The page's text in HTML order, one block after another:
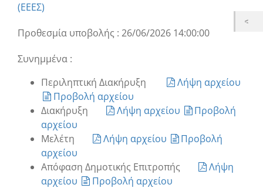
(ΕΕΕΣ)
Προθεσμία υποβολής : 26/06/2026 14:00:00
Συνημμένα :
Περιληπτική Διακήρυξη
Λήψη αρχείου
Προβολή αρχείου
Διακήρυξη
Λήψη αρχείου
Προβολή
αρχείου
Μελέτη
Λήψη αρχείου
Προβολή
αρχείου
Απόφαση Δημοτικής Επιτροπής
Λήψη
αρχείου
Προβολή αρχείου